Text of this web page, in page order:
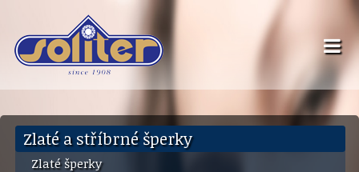
Zlaté a stříbrné šperky
Zlaté šperky